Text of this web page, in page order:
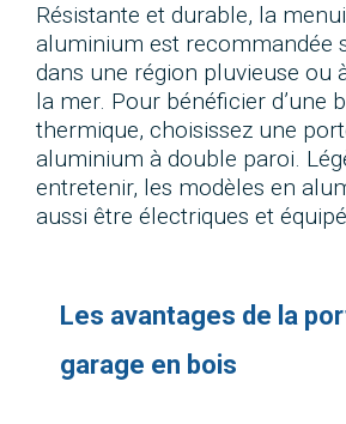
Résistante et durable, la
aluminium est recommandée
dans une région pluvieuse ou
la mer. Pour bénéficier d’une
thermique, choisissez une
aluminium à double paroi.
entretenir, les modèles en
aussi être électriques et
Les avantages de la
garage en bois